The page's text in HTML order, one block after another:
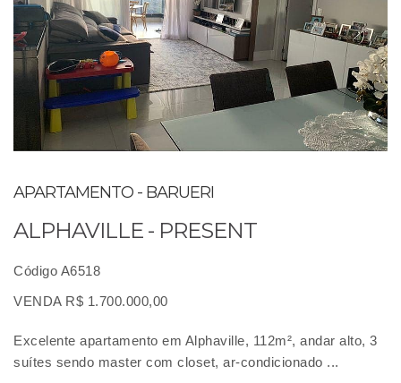
APARTAMENTO - BARUERI
ALPHAVILLE - PRESENT
Código A6518
VENDA R$ 1.700.000,00
Excelente apartamento em Alphaville, 112m², andar alto, 3
suítes sendo master com closet, ar-condicionado ...